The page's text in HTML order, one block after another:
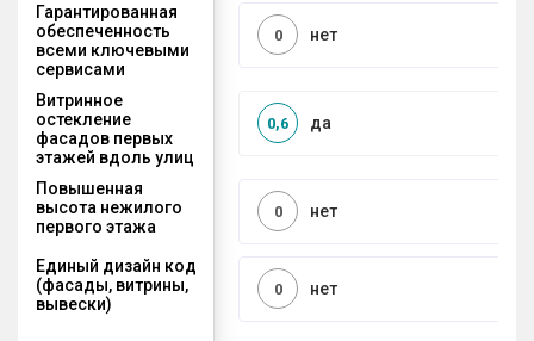
Гарантированная
обеспеченность
всеми ключевыми
сервисами
нет
0
Витринное
остекление
фасадов первых
этажей вдоль улиц
да
0,6
Повышенная
высота нежилого
первого этажа
нет
0
Единый дизайн код
(фасады, витрины,
вывески)
нет
0